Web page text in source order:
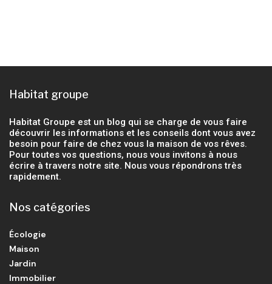
Habitat groupe
Habitat Groupe est un blog qui se charge de vous faire
découvrir les informations et les conseils dont vous avez
besoin pour faire de chez vous la maison de vos rêves.
Pour toutes vos questions, nous vous invitons à nous
écrire à travers notre site. Nous vous répondrons très
rapidement.
Nos catégories
Écologie
Maison
Jardin
Immobilier